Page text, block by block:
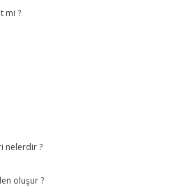
mi ?
nelerdir ?
oluşur ?